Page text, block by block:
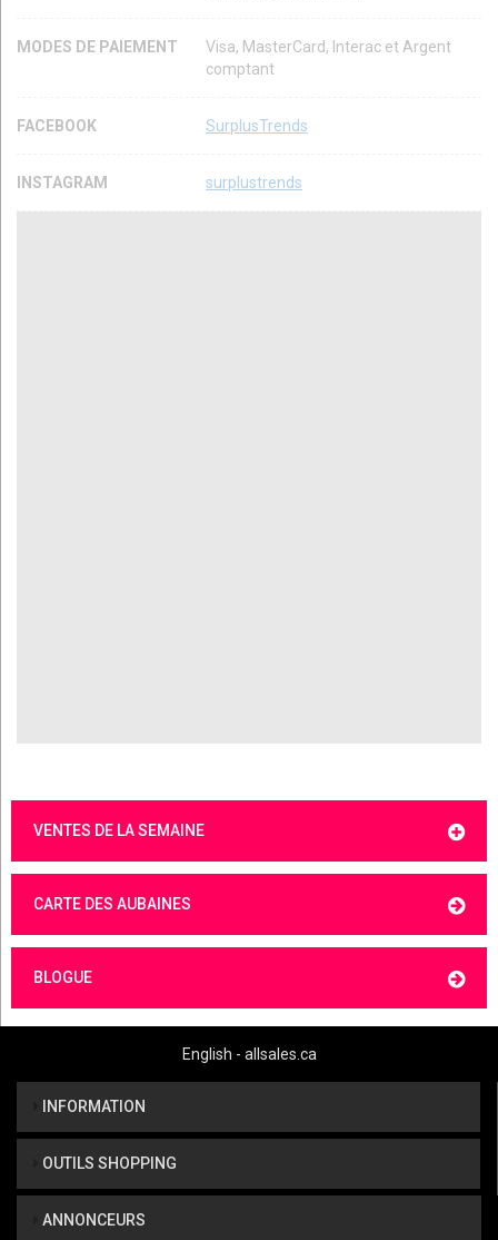
MODES DE PAIEMENT
Visa, MasterCard, Interac et Argent
comptant
FACEBOOK SurplusTrends
INSTAGRAM surplustrends
VENTES DE LA SEMAINE
CARTE DES AUBAINES
BLOGUE
English - allsales.ca
INFORMATION
OUTILS SHOPPING
ANNONCEURS